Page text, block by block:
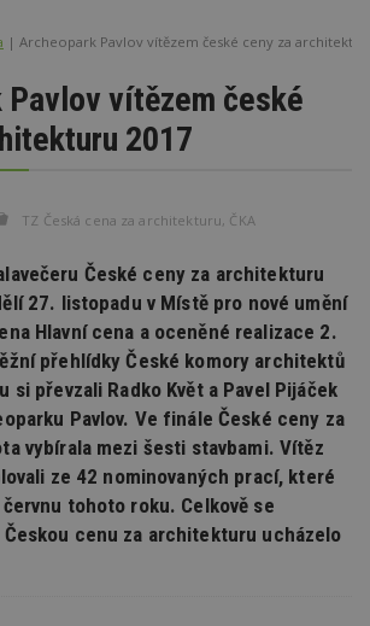
Archeopark Pavlov vítězem české ceny za
Pavlov vítězem české
2017
TZ Česká cena za architekturu, ČKA
České ceny za architekturu
27. listopadu v Místě pro nové umění
Hlavní cena a oceněné realizace 2.
přehlídky České komory architektů
si převzali Radko Květ a Pavel Pijáček
Pavlov. Ve finále České ceny za
vybírala mezi šesti stavbami. Vítěz
ze 42 nominovaných prací, které
tohoto roku. Celkově se
cenu za architekturu ucházelo